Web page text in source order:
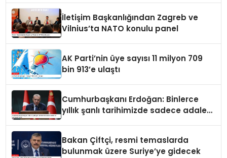
İletişim Başkanlığından Zagreb ve
Vilnius’ta NATO konulu panel
AK Parti’nin üye sayısı 11 milyon 709
bin 913’e ulaştı
Cumhurbaşkanı Erdoğan: Binlerce
yıllık şanlı tarihimizde sadece adalet
Bakan Çiftçi, resmi temaslarda
bulunmak üzere Suriye’ye gidecek